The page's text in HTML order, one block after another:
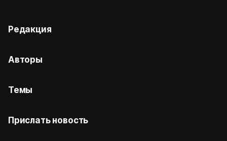
Редакция
Авторы
Темы
Прислать новость